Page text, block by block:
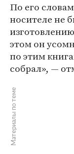
По его
носителе не
этом он
по этим
собрал», —
Материалы по теме